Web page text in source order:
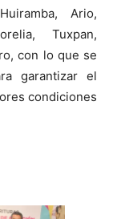
Ario,
Tuxpan,
con lo que se
garantizar el
condiciones